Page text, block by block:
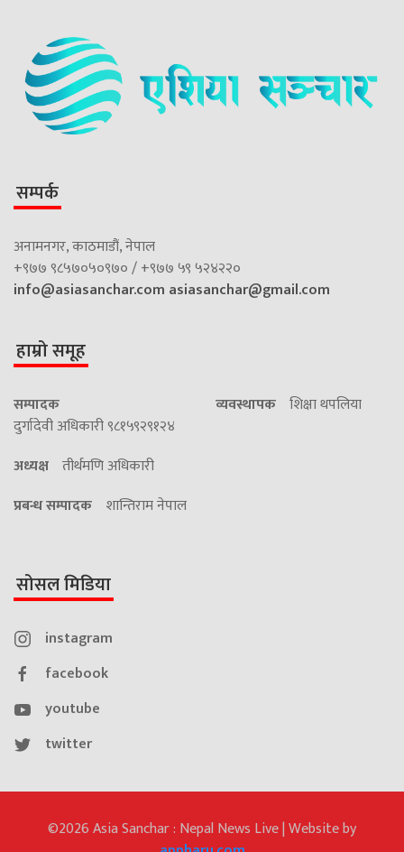
सम्पर्क
अनामनगर, काठमाडौं, नेपाल
+९७७ ९८५७०५०९७० / +९७७ ५९ ५२४२२०
info@asiasanchar.com asiasanchar@gmail.com
हाम्रो समूह
सम्पादक
दुर्गादेवी अधिकारी ९८१५९२९१२४
व्यवस्थापक शिक्षा थपलिया
अध्यक्ष तीर्थमणि अधिकारी
प्रबन्ध सम्पादक शान्तिराम नेपाल
सोसल मिडिया
instagram
facebook
youtube
twitter
©2026 Asia Sanchar : Nepal News Live | Website by